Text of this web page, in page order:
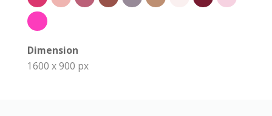
Dimension
1600 x 900 px